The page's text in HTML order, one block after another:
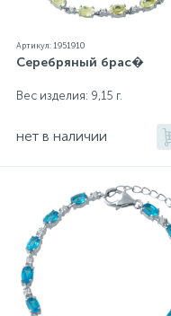
Артикул: 1951910
Серебряный брас�
Вес изделия: 9,15 г.
нет в наличии